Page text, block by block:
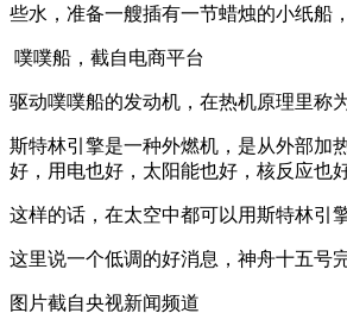
些水，准备一艘插有一节蜡烛的小纸船
噗噗船，截自电商平台
驱动噗噗船的发动机，在热机原理里称
斯特林引擎是一种外燃机，是从外部加
好，用电也好，太阳能也好，核反应也
这样的话，在太空中都可以用斯特林引
这里说一个低调的好消息，神舟十五号
图片截自央视新闻频道